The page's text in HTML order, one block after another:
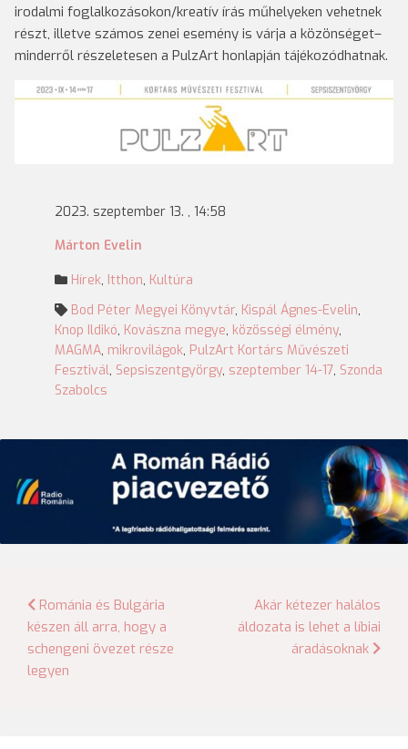
irodalmi foglalkozásokon/kreatív írás műhelyeken vehetnek
részt, illetve számos zenei esemény is várja a közönséget–
minderről részeletesen a PulzArt honlapján tájékozódhatnak.
2023. szeptember 13. , 14:58
Márton Evelin
Hírek, Itthon, Kultúra
Bod Péter Megyei Könyvtár, Kispál Ágnes-Evelin,
Knop Ildikó, Kovászna megye, közösségi élmény,
MAGMA, mikrovilágok, PulzArt Kortárs Művészeti
Fesztivál, Sepsiszentgyörgy, szeptember 14-17, Szonda
Szabolcs
Bejegyzés
navigáció
Románia és Bulgária
készen áll arra, hogy a
schengeni övezet része
legyen
Akár kétezer halálos
áldozata is lehet a líbiai
áradásoknak